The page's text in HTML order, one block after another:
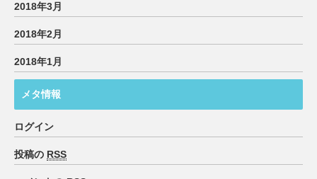
2018年3月
2018年2月
2018年1月
メタ情報
ログイン
投稿の RSS